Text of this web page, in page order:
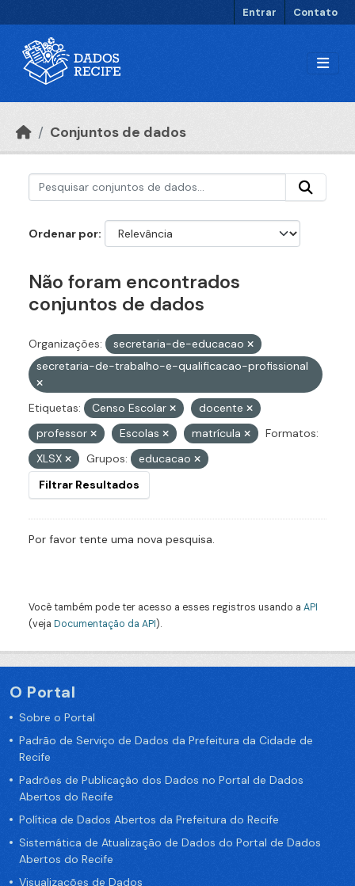
Entrar Contato
Conjuntos de dados
Ordenar por
Não foram encontrados
conjuntos de dados
Organizações:
secretaria-de-educacao
secretaria-de-trabalho-e-qualificacao-profissional
Etiquetas: Censo Escolar
docente
professor
Escolas matrícula
Formatos:
XLSX
Grupos:
educacao
Filtrar Resultados
Por favor tente uma nova pesquisa.
Você também pode ter acesso a esses registros usando a API
(veja Documentação da API).
O Portal
Sobre o Portal
Padrão de Serviço de Dados da Prefeitura da Cidade de
Recife
Padrões de Publicação dos Dados no Portal de Dados
Abertos do Recife
Política de Dados Abertos da Prefeitura do Recife
Sistemática de Atualização de Dados do Portal de Dados
Abertos do Recife
Visualizações de Dados